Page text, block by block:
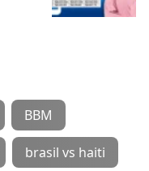
BBM
brasil vs haiti